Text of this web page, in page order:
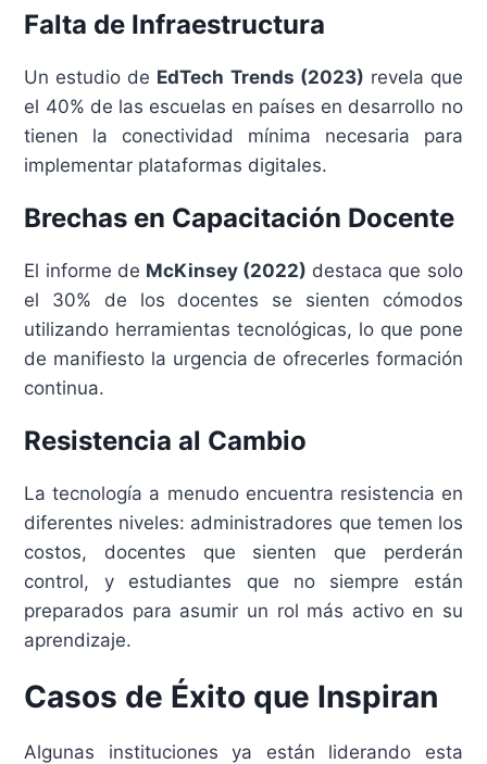
Falta de Infraestructura
Un estudio de EdTech Trends (2023) revela que
el 40% de las escuelas en países en desarrollo no
tienen la conectividad mínima necesaria para
implementar plataformas digitales.
Brechas en Capacitación Docente
El informe de McKinsey (2022) destaca que solo
el 30% de los docentes se sienten cómodos
utilizando herramientas tecnológicas, lo que pone
de manifiesto la urgencia de ofrecerles formación
continua.
Resistencia al Cambio
La tecnología a menudo encuentra resistencia en
diferentes niveles: administradores que temen los
costos, docentes que sienten que perderán
control, y estudiantes que no siempre están
preparados para asumir un rol más activo en su
aprendizaje.
Casos de Éxito que Inspiran
Algunas instituciones ya están liderando esta